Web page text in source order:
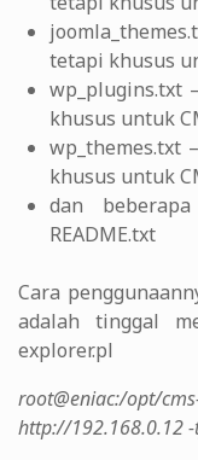
tetapi khusus
wp_plugins.txt
khusus untuk
wp_themes.txt
khusus untuk
dan
README.txt
Cara
adalah tinggal
explorer.pl
root@eniac:/opt/
http://192.168.0.12 -